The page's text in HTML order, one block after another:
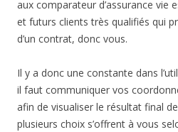
aux comparateur d’assurance vie
et futurs clients très qualifiés qui
d’un contrat, donc vous.
Il y a donc une constante dans
il faut communiquer vos
afin de visualiser le résultat final
plusieurs choix s’offrent à vous